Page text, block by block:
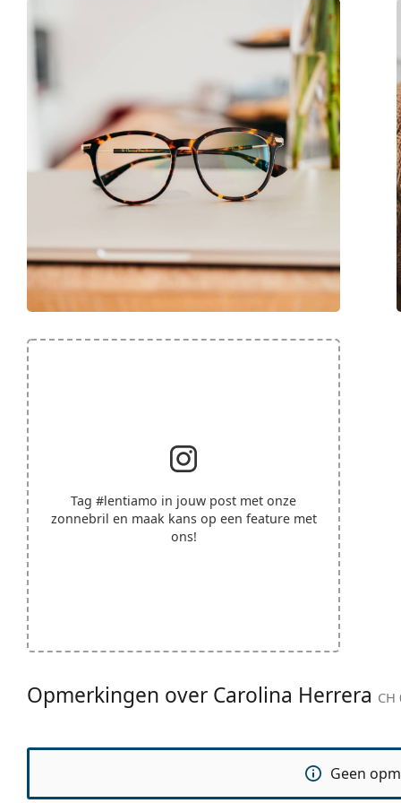
Tag #lentiamo in jouw post met onze
zonnebril en maak kans op een feature met
ons!
Opmerkingen over Carolina Herrera CH
Geen